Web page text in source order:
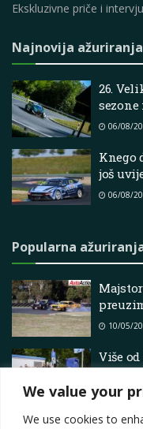
We value your
We use cookies to
Ekskluzivne priče i
Najnovija ažuriranja
26.
06/08/
Knego
još
06/08/
Popularna
10/05/
Više
Lucid